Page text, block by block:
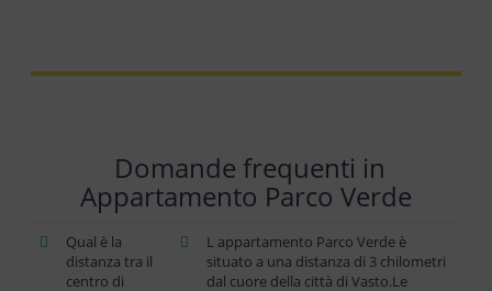
Domande frequenti in
Appartamento Parco Verde
Qual è la
distanza tra il
centro di
L appartamento Parco Verde è
situato a una distanza di 3 chilometri
dal cuore della città di Vasto.Le